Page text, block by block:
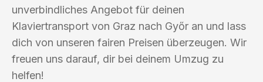
unverbindliches Angebot für deinen
Klaviertransport von Graz nach Győr an und lass
dich von unseren fairen Preisen überzeugen. Wir
freuen uns darauf, dir bei deinem Umzug zu
helfen!